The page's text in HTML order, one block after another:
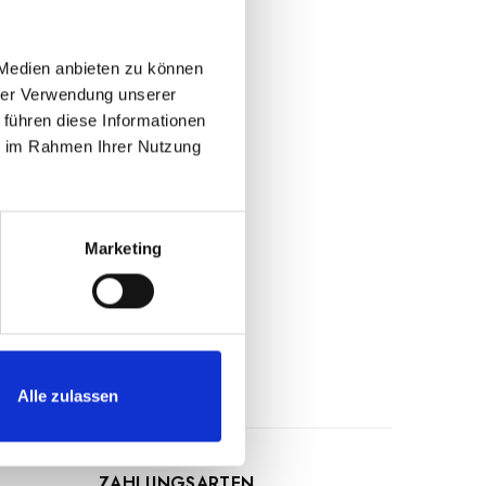
anbieten zu können
Verwendung unserer
diese Informationen
Rahmen Ihrer Nutzung
Marketing
Alle zulassen
Saft
die wir keinen
auf den
stets die